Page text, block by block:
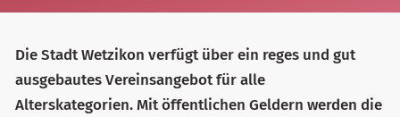
Die Stadt Wetzikon verfügt über ein reges und gut
ausgebautes Vereinsangebot für alle
Alterskategorien. Mit öffentlichen Geldern werden die